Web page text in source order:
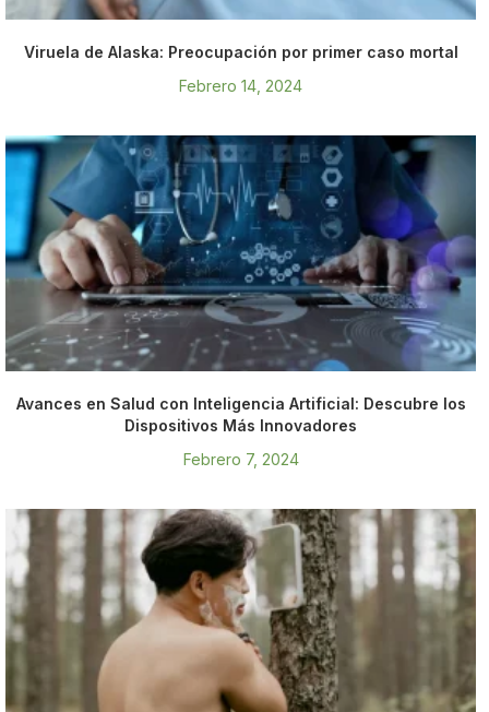
Viruela de Alaska: Preocupación por primer caso mortal
Febrero 14, 2024
Avances en Salud con Inteligencia Artificial: Descubre los
Dispositivos Más Innovadores
Febrero 7, 2024